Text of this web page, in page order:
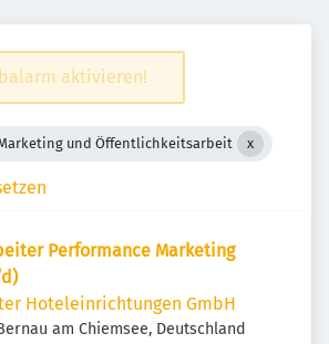
aktivieren!
und Öffentlichkeitsarbeit
Performance Marketing
Hoteleinrichtungen GmbH
am Chiemsee, Deutschland